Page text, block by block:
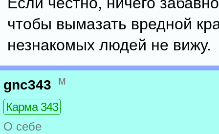
чтобы вымазать вредной
незнакомых людей не вижу.
gnc343 м
Карма 343
О себе